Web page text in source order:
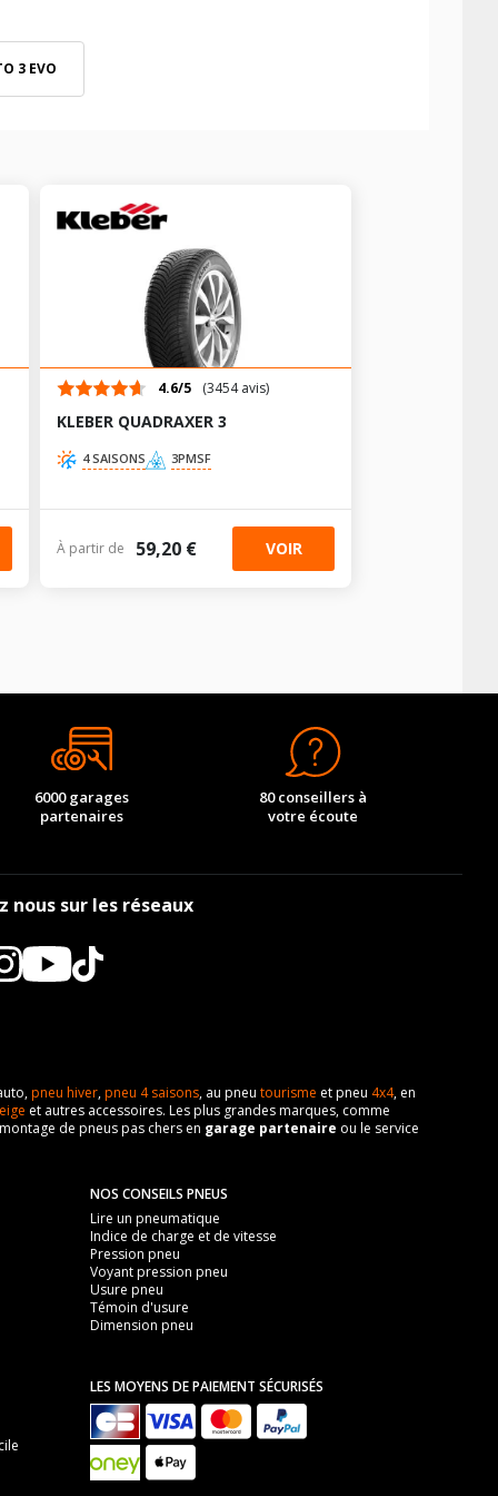
3 EVO
4.6/5 (3454 avis)
KLEBER QUADRAXER 3
4 SAISONS 3PMSF
À partir de 59,20 € VOIR
6000 garages
partenaires
80 conseillers à
votre écoute
nous sur les réseaux
pneu hiver,pneu 4 saisons, au pneu tourisme et pneu 4x4, en
et autres accessoires. Les plus grandes marques, comme
de pneus pas chers en garage partenaire ou le service
NOS CONSEILS PNEUS
Lire un pneumatique
Indice de charge et de vitesse
Pression pneu
Voyant pression pneu
Usure pneu
Témoin d'usure
Dimension pneu
LES MOYENS DE PAIEMENT SÉCURISÉS